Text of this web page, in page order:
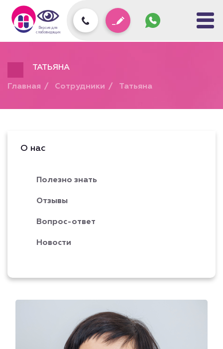
Версия для
слабовидящих
ТАТЬЯНА
Главная Сотрудники Татьяна
О нас
Полезно знать
Отзывы
Вопрос-ответ
Новости